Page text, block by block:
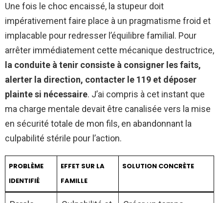
Une fois le choc encaissé, la stupeur doit
impérativement faire place à un pragmatisme froid et
implacable pour redresser l’équilibre familial. Pour
arrêter immédiatement cette mécanique destructrice,
la conduite à tenir consiste à consigner les faits,
alerter la direction, contacter le 119 et déposer
plainte si nécessaire. J’ai compris à cet instant que
ma charge mentale devait être canalisée vers la mise
en sécurité totale de mon fils, en abandonnant la
culpabilité stérile pour l’action.
PROBLÈME
IDENTIFIÉ
EFFET SUR LA
FAMILLE
SOLUTION CONCRÈTE